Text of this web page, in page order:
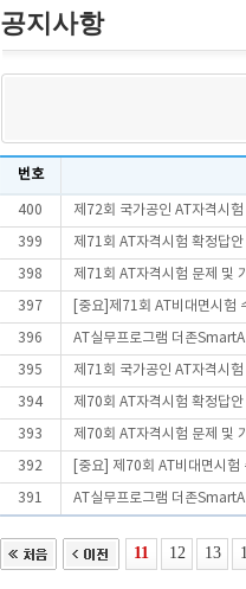
공지사항
번호
400 제72회 국가공인 AT자격시
399 제71회 AT자격시험 확정답
398 제71회 AT자격시험 문제 및
397 [중요]제71회 AT비대면시험
396 AT실무프로그램 더존
395 제71회 국가공인 AT자격시
394 제70회 AT자격시험 확정답
393 제70회 AT자격시험 문제 및
392 [중요] 제70회 AT비대면시험
391 AT실무프로그램 더존
11 12 13